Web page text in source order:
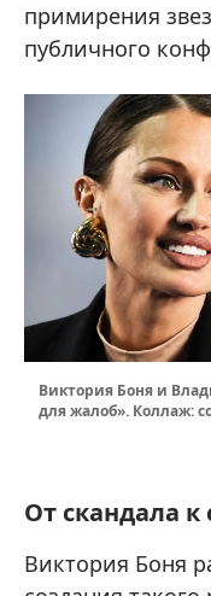
примирения
публичного
Виктория Боня и
для жалоб». Коллаж:
От скандала
Виктория Боня